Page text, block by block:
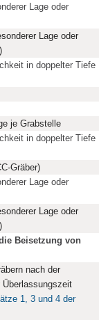
Lage oder
Lage oder
in doppelter Tiefe
je Grabstelle
in doppelter Tiefe
Gräber)
Lage oder
Lage oder
Beisetzung von
nach der
Überlassungszeit
1, 3 und 4 der